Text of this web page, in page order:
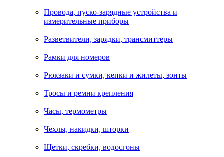
Провода, пуско-зарядные устройства и
измерительные приборы
Разветвители, зарядки, трансмиттеры
Рамки для номеров
Рюкзаки и сумки, кепки и жилеты, зонты
Тросы и ремни крепления
Часы, термометры
Чехлы, накидки, шторки
Щетки, скребки, водосгоны